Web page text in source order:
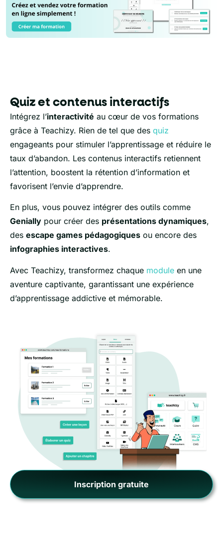
Quiz et contenus interactifs
Intégrez l’interactivité au cœur de vos formations
grâce à Teachizy. Rien de tel que des quiz
engageants pour stimuler l’apprentissage et réduire le
taux d’abandon. Les contenus interactifs retiennent
l’attention, boostent la rétention d’information et
favorisent l’envie d’apprendre.
En plus, vous pouvez intégrer des outils comme
Genially pour créer des présentations dynamiques,
des escape games pédagogiques ou encore des
infographies interactives.
Avec Teachizy, transformez chaque module en une
aventure captivante, garantissant une expérience
d’apprentissage addictive et mémorable.
Inscription gratuite